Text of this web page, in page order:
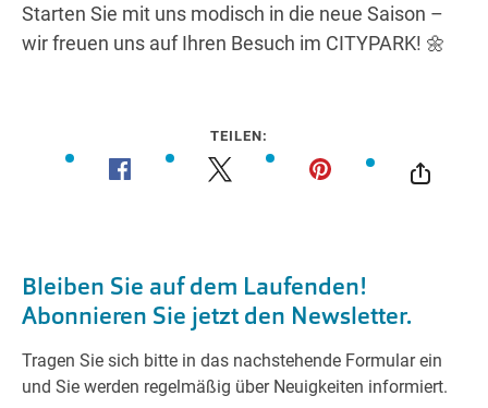
Starten Sie mit uns modisch in die neue Saison –
wir freuen uns auf Ihren Besuch im CITYPARK! 🌼
TEILEN: